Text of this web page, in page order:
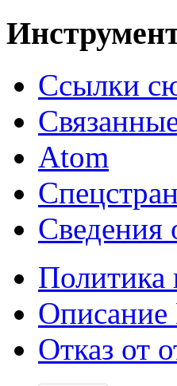
Ссылки
Atom
Сведения
Политика
Отказ от